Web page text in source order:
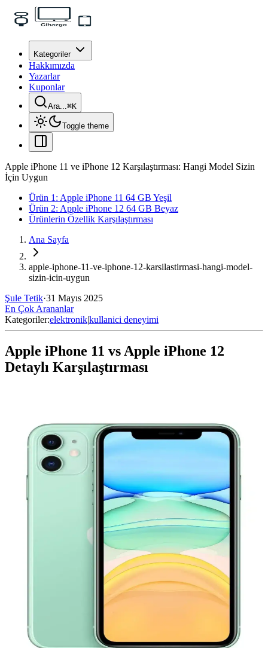
Kategoriler
Hakkımızda
Yazarlar
Kuponlar
Ara...⌘K
Toggle theme
Apple iPhone 11 ve iPhone 12 Karşılaştırması: Hangi Model Sizin
İçin Uygun
Ürün 1: Apple iPhone 11 64 GB Yeşil
Ürün 2: Apple iPhone 12 64 GB Beyaz
Ürünlerin Özellik Karşılaştırması
Ana Sayfa
apple-iphone-11-ve-iphone-12-karsilastirmasi-hangi-model-
sizin-icin-uygun
Şule Tetik·31 Mayıs 2025
En Çok Arananlar
Kategoriler:elektronik|kullanici deneyimi
Apple iPhone 11 vs Apple iPhone 12
Detaylı Karşılaştırması